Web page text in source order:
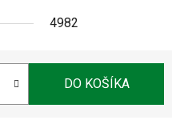
4982
DO KOŠÍKA